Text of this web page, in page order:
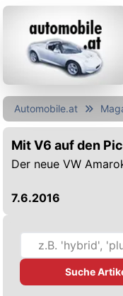
Automobile.at
Mit V6 auf den
Der neue VW
7.6.2016
Suche